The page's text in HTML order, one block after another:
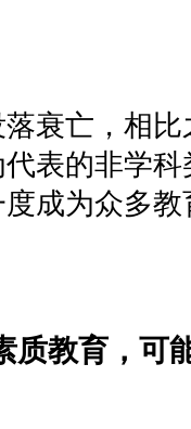
衰亡，相
表的非学
成为众多
质教育，可